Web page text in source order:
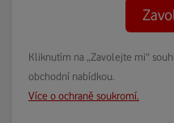
Kliknutím na „Zavolejte mi“
obchodní nabídkou.
Více o ochraně soukromí.